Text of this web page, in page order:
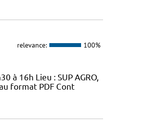
relevance: 100%
à 16h Lieu : SUP AGRO,
format PDF Cont